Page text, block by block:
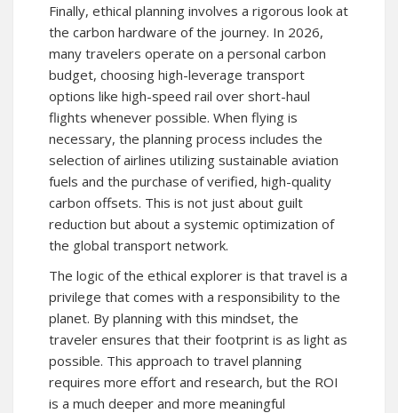
Finally, ethical planning involves a rigorous look at
the carbon hardware of the journey. In 2026,
many travelers operate on a personal carbon
budget, choosing high-leverage transport
options like high-speed rail over short-haul
flights whenever possible. When flying is
necessary, the planning process includes the
selection of airlines utilizing sustainable aviation
fuels and the purchase of verified, high-quality
carbon offsets. This is not just about guilt
reduction but about a systemic optimization of
the global transport network.
The logic of the ethical explorer is that travel is a
privilege that comes with a responsibility to the
planet. By planning with this mindset, the
traveler ensures that their footprint is as light as
possible. This approach to travel planning
requires more effort and research, but the ROI
is a much deeper and more meaningful